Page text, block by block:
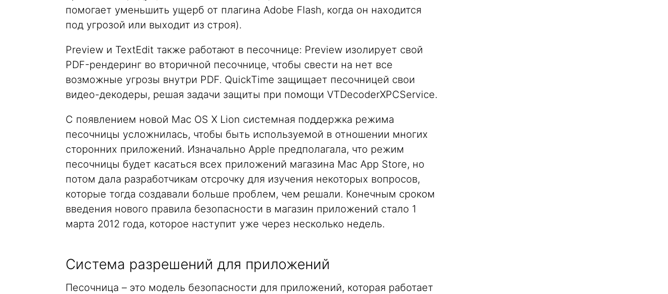
помогает уменьшить ущерб от плагина Adobe Flash, когда он находится
под угрозой или выходит из строя).
Preview и TextEdit также работают в песочнице: Preview изолирует свой
PDF-рендеринг во вторичной песочнице, чтобы свести на нет все
возможные угрозы внутри PDF. QuickTime защищает песочницей свои
видео-декодеры, решая задачи защиты при помощи VTDecoderXPCService.
С появлением новой Mac OS X Lion системная поддержка режима
песочницы усложнилась, чтобы быть используемой в отношении многих
сторонних приложений. Изначально Apple предполагала, что режим
песочницы будет касаться всех приложений магазина Mac App Store, но
потом дала разработчикам отсрочку для изучения некоторых вопросов,
которые тогда создавали больше проблем, чем решали. Конечным сроком
введения нового правила безопасности в магазин приложений стало 1
марта 2012 года, которое наступит уже через несколько недель.
Система разрешений для приложений
Песочница – это модель безопасности для приложений, которая работает